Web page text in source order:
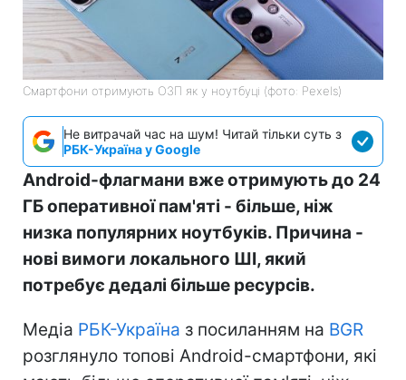
Смартфони отримують ОЗП як у ноутбуці (фото: Pexels)
Не витрачай час на шум! Читай тільки суть з
РБК-Україна у Google
Android-флагмани вже отримують до 24
ГБ оперативної пам'яті - більше, ніж
низка популярних ноутбуків. Причина -
нові вимоги локального ШІ, який
потребує дедалі більше ресурсів.
Медіа РБК-Україна з посиланням на BGR
розглянуло топові Android-смартфони, які